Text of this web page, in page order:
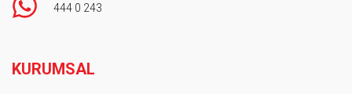
444 0 243
KURUMSAL